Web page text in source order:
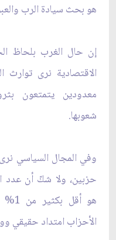
هو بحث سيادة الرب
إن حال الغرب بلحاظ
الاقتصادية نرى
معدودين يتمتعون
شعوبها.
وفي المجال السياسي
حزبين، ولا شكّ أن عدد
هو
الأحزاب امتداد حقيقي